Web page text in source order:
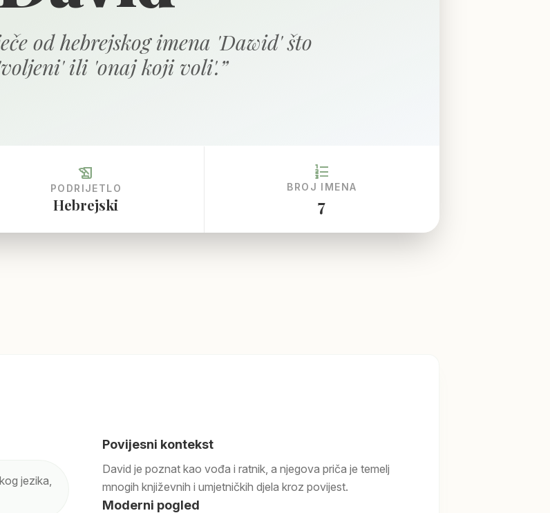
od hebrejskog imena 'Dawid' što
ili 'onaj koji voli'.”
history_edu
PODRIJETLO
Hebrejski
format_list_numbered
BROJ IMENA
7
jezika,
Povijesni kontekst
David je poznat kao vođa i ratnik, a njegova priča je temelj
mnogih književnih i umjetničkih djela kroz povijest.
Moderni pogled